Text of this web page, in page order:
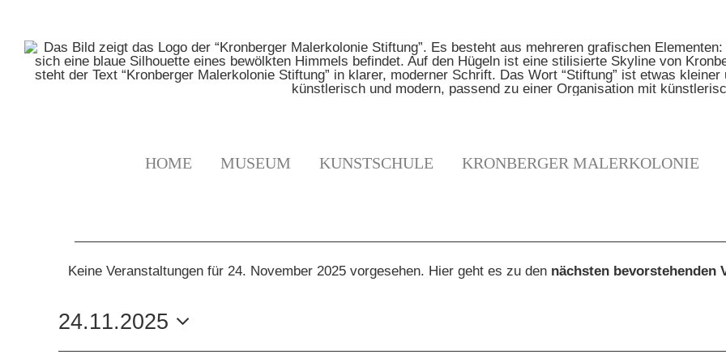
springen
HOME MUSEUM KUNSTSCHULE KRONBERGER MALERKOLONIE
VERANSTALTUNGEN
FÜR
24.
Keine Veranstaltungen für 24. November 2025 vorgesehen. Hier geht es zu den nächsten bevorstehenden
24.11.2025
Datum